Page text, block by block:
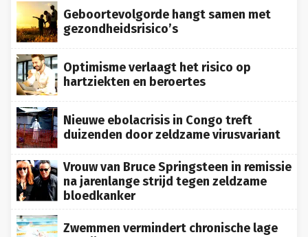
Geboortevolgorde hangt samen met
gezondheidsrisico’s
Optimisme verlaagt het risico op
hartziekten en beroertes
Nieuwe ebolacrisis in Congo treft
duizenden door zeldzame virusvariant
Vrouw van Bruce Springsteen in remissie
na jarenlange strijd tegen zeldzame
bloedkanker
Zwemmen vermindert chronische lage